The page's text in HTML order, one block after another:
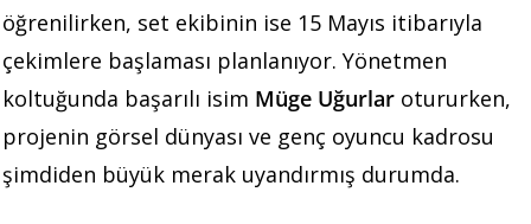
öğrenilirken, set ekibinin ise 15 Mayıs itibarıyla
çekimlere başlaması planlanıyor. Yönetmen
koltuğunda başarılı isim Müge Uğurlar otururken,
projenin görsel dünyası ve genç oyuncu kadrosu
şimdiden büyük merak uyandırmış durumda.